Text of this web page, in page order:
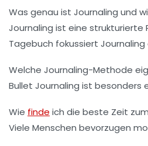
Was genau ist Journaling und
Journaling ist eine strukturierte
Tagebuch fokussiert
Welche Journaling-Methode
Bullet Journaling ist besonders
Wie finde ich die beste Zeit
Viele Menschen bevorzugen